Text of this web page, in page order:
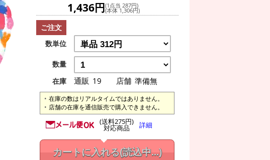
1,436円(1点当 287円)
(本体 1,306円)
ご注文
数単位
数量
在庫
通販 19 店舗 準備無
在庫の数はリアルタイムではありません。
店舗の在庫を通信販売で購入できません。
(送料275円)
対応商品 詳細
カートに入れる(読込中...)